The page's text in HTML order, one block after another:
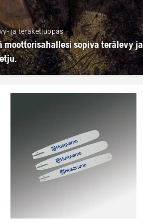
ja teräketjuopas
moottorisahallesi sopiva terälevy ja